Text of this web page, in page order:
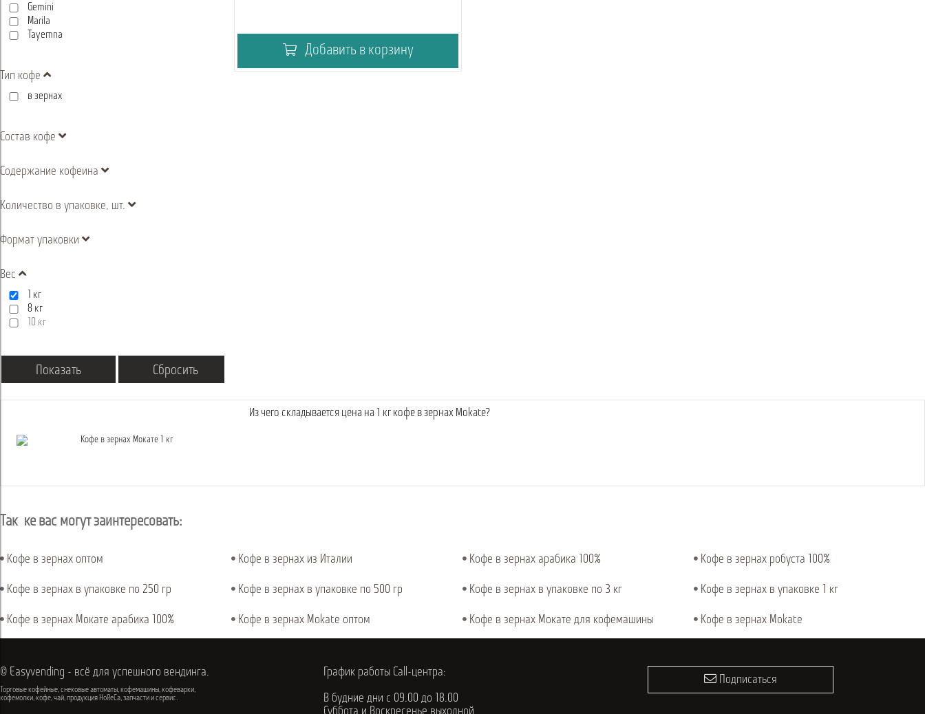
Gemini
Marila
Tayemna
Тип кофе
в зернах
Состав кофе
Содержание кофеина
Количество в упаковке, шт.
Формат упаковки
Вес
1 кг
8 кг
10 кг
Добавить в корзину
Из чего складывается цена на 1 кг кофе в зернах Mokate?
Так же вас могут заинтересовать:
Кофе в зернах оптом Кофе в зернах из Италии Кофе в зернах арабика 100% Кофе в зернах робуста 100%
Кофе в зернах в упаковке по 250 гр Кофе в зернах в упаковке по 500 гр Кофе в зернах в упаковке по 3 кг Кофе в зернах в упаковке 1 кг
Кофе в зернах Мокате арабика 100% Кофе в зернах Mokate оптом Кофе в зернах Мокате для кофемашины Кофе в зернах Mokate
© Easyvending - всё для успешного вендинга.
Торговые кофейные, снековые автоматы, кофемашины, кофеварки,
кофемолки, кофе, чай, продукция HoReCa, запчасти и сервис.
График работы Call-центра:
В будние дни с 09.00 до 18.00
Подписаться